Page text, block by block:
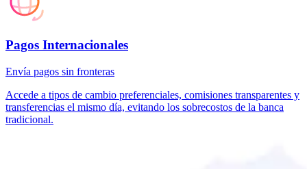
Pagos Internacionales
Envía pagos sin fronteras
Accede a tipos de cambio preferenciales, comisiones transparentes y
transferencias el mismo día, evitando los sobrecostos de la banca
tradicional.